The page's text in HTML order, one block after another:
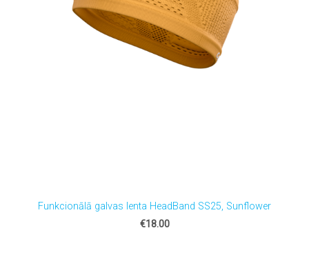
Funkcionālā galvas lenta HeadBand SS25, Sunflower
€18.00